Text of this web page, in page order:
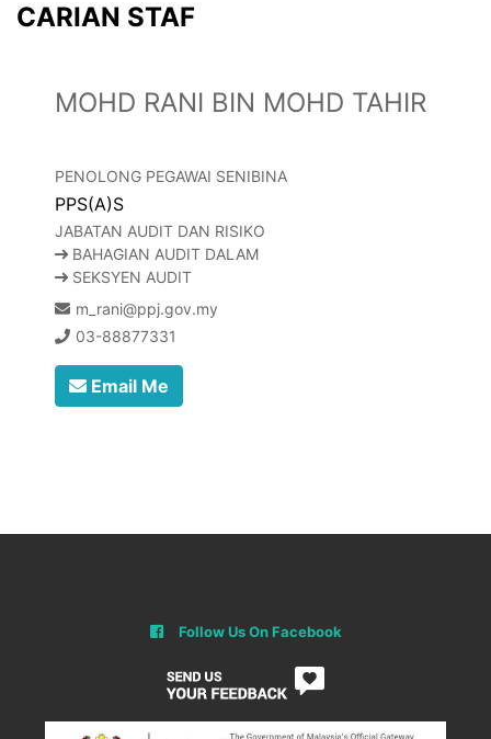
CARIAN STAF
MOHD RANI BIN MOHD TAHIR
PENOLONG PEGAWAI SENIBINA
PPS(A)S
JABATAN AUDIT DAN RISIKO
BAHAGIAN AUDIT DALAM
SEKSYEN AUDIT
m_rani@ppj.gov.my
03-88877331
Email Me
Follow Us On Facebook